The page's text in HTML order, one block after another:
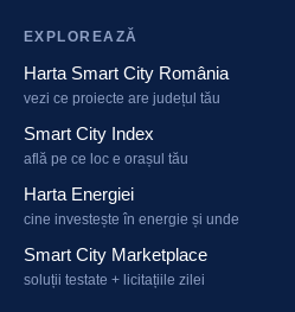
EXPLOREAZĂ
Harta Smart City România
vezi ce proiecte are județul tău
Smart City Index
află pe ce loc e orașul tău
Harta Energiei
cine investește în energie și unde
Smart City Marketplace
soluții testate + licitațiile zilei